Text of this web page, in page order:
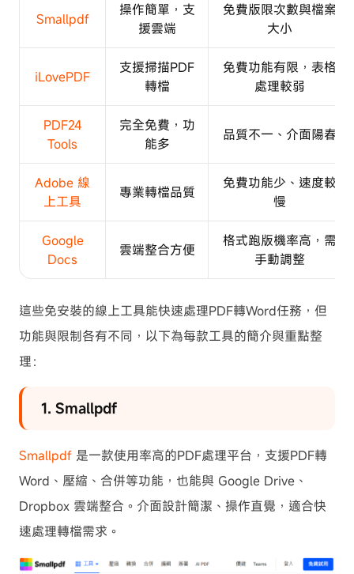
Smallpdf
操作簡單，支
援雲端
免費版限次數與檔案
大小
iLovePDF
支援掃描PDF
轉檔
免費功能有限，表格
處理較弱
PDF24
Tools
完全免費，功
能多
品質不一、介面陽春
Adobe 線
上工具
專業轉檔品質
免費功能少、速度較
慢
Google
Docs
雲端整合方便
格式跑版機率高，需
手動調整
這些免安裝的線上工具能快速處理PDF轉Word任務，但
功能與限制各有不同，以下為每款工具的簡介與重點整
理：
1. Smallpdf
Smallpdf 是一款使用率高的PDF處理平台，支援PDF轉
Word、壓縮、合併等功能，也能與 Google Drive、
Dropbox 雲端整合。介面設計簡潔、操作直覺，適合快
速處理轉檔需求。